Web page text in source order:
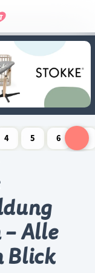
4
5
6
Alle
Blick